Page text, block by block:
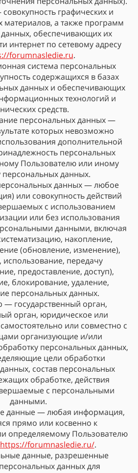
графических и
а также программ
обеспечивающих их
интернет по сетевому адресу
forumnasledie.ru.
система персональных
содержащихся в базах
данных и обеспечивающих
технологий и
средств.
персональных данных —
которых невозможно
дополнительной
персональных
Пользователю или иному
персональных данных.
данных — любое
или совокупность действий
с использованием
или без использования
данными, включая
накопление,
(обновление, изменение),
использование, передачу
предоставление, доступ),
блокирование, удаление,
персональных данных.
— государственный орган,
орган, юридическое или
или совместно с
организующие и/или
персональных данных,
цели обработки
состав персональных
обработке, действия
с персональными
данными.
данные — любая информация,
прямо или косвенно к
определяемому Пользователю
https://forumnasledie.ru/.
данные, разрешенные
данных для